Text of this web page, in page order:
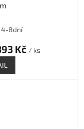
4-8dní
Kč / ks